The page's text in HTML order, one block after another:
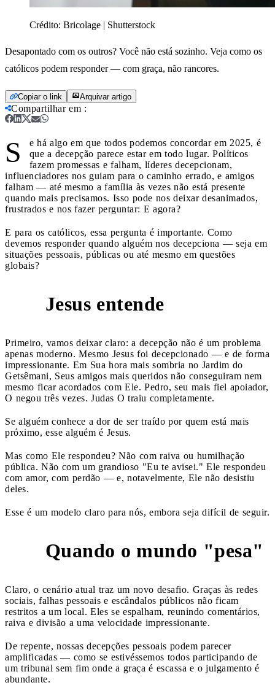
Crédito: Bricolage | Shutterstock
Desapontado com os outros? Você não está sozinho. Veja como os
católicos podem responder — com graça, não rancores.
Copiar o link Arquivar artigo
Compartilhar em :
S
e há algo em que todos podemos concordar em 2025, é
que a decepção parece estar em todo lugar. Políticos
fazem promessas e falham, líderes decepcionam,
influenciadores nos guiam para o caminho errado, e amigos
falham — até mesmo a família às vezes não está presente
quando mais precisamos. Isso pode nos deixar desanimados,
frustrados e nos fazer perguntar: E agora?
E para os católicos, essa pergunta é importante. Como
devemos responder quando alguém nos decepciona — seja em
situações pessoais, públicas ou até mesmo em questões
globais?
Jesus entende
Primeiro, vamos deixar claro: a decepção não é um problema
apenas moderno. Mesmo Jesus foi decepcionado — e de forma
impressionante. Em Sua hora mais sombria no Jardim do
Getsêmani, Seus amigos mais queridos não conseguiram nem
mesmo ficar acordados com Ele. Pedro, seu mais fiel apoiador,
O negou três vezes. Judas O traiu completamente.
Se alguém conhece a dor de ser traído por quem está mais
próximo, esse alguém é Jesus.
Mas como Ele respondeu? Não com raiva ou humilhação
pública. Não com um grandioso "Eu te avisei." Ele respondeu
com amor, com perdão — e, notavelmente, Ele não desistiu
deles.
Esse é um modelo claro para nós, embora seja difícil de seguir.
Quando o mundo "pesa"
Claro, o cenário atual traz um novo desafio. Graças às redes
sociais, falhas pessoais e escândalos públicos não ficam
restritos a um local. Eles se espalham, reunindo comentários,
raiva e divisão a uma velocidade impressionante.
De repente, nossas decepções pessoais podem parecer
amplificadas — como se estivéssemos todos participando de
um tribunal sem fim onde a graça é escassa e o julgamento é
abundante.